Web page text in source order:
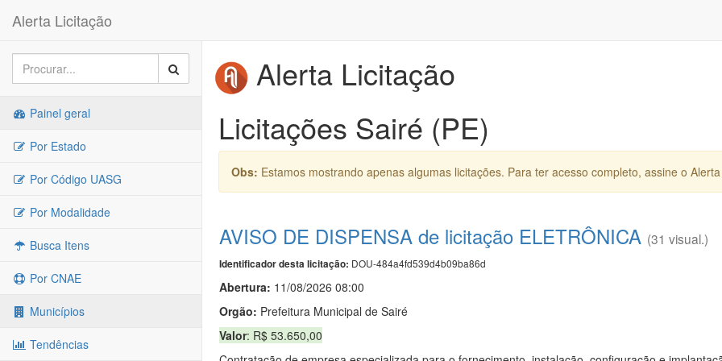
Alerta Licitação
Painel geral
Por Estado
Por Código UASG
Por Modalidade
Busca Itens
Por CNAE
Municípios
Tendências
Alerta Licitação
Licitações Sairé (PE)
Obs: Estamos mostrando apenas algumas licitações. Para ter acesso completo, assine o
AVISO DE DISPENSA de licitação ELETRÔNICA (31 visual.)
Identificador desta licitação: DOU-484a4fd539d4b09ba86d
Abertura: 11/08/2026 08:00
Orgão: Prefeitura Municipal de Sairé
Valor: R$ 53.650,00